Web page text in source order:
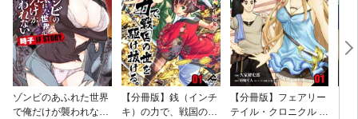
ゾンビのあふれた世界
で俺だけが襲われない
【分冊版】銭（インチ
キ）の力で、戦国の世
【分冊版】フェアリー
テイル・クロニクル ～